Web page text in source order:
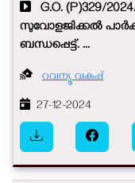
G.O. (P)329/
സുവോളജിക്കൽ
ബന്ധപ്പെട്ട്. ...
റവന്യൂ വകുപ്പ്
27-12-2024